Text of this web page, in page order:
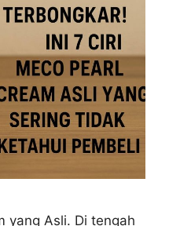
yang Asli. Di tengah